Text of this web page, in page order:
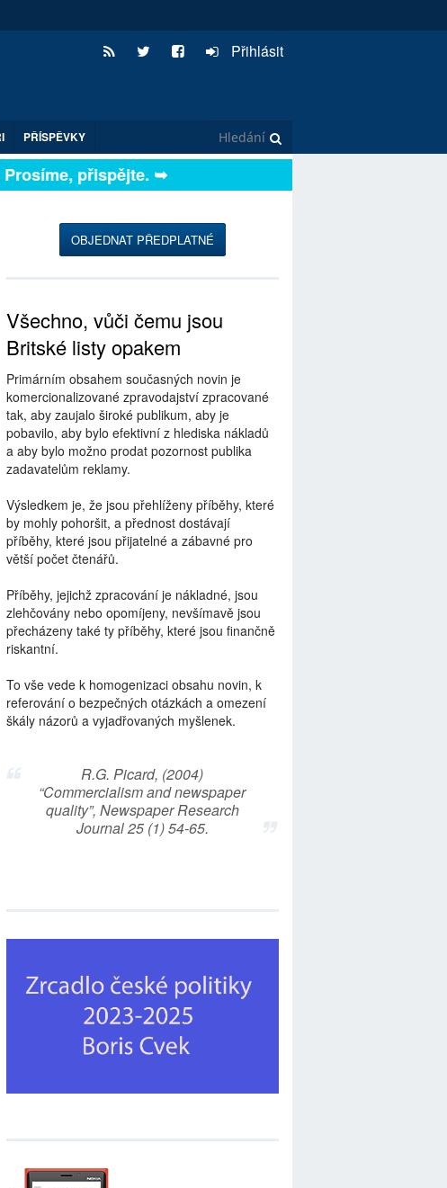
Přihlásit
PŘÍSPĚVKY
přispějte. ➥
OBJEDNAT PŘEDPLATNÉ
Všechno, vůči čemu jsou
Britské listy opakem
Primárním obsahem současných novin je
komercionalizované zpravodajství zpracované
tak, aby zaujalo široké publikum, aby je
pobavilo, aby bylo efektivní z hlediska nákladů
a aby bylo možno prodat pozornost publika
zadavatelům reklamy.
Výsledkem je, že jsou přehlíženy příběhy, které
by mohly pohoršit, a přednost dostávají
příběhy, které jsou přijatelné a zábavné pro
větší počet čtenářů.
Příběhy, jejichž zpracování je nákladné, jsou
zlehčovány nebo opomíjeny, nevšímavě jsou
přecházeny také ty příběhy, které jsou finančně
riskantní.
To vše vede k homogenizaci obsahu novin, k
referování o bezpečných otázkách a omezení
škály názorů a vyjadřovaných myšlenek.
R.G. Picard, (2004)
“Commercialism and newspaper
quality”, Newspaper Research
Journal 25 (1) 54-65.